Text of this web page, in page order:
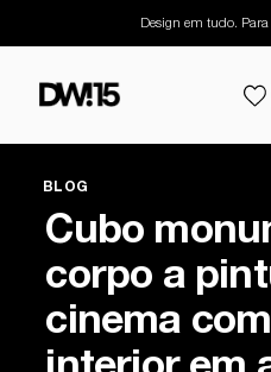
Design em tudo. Para
BLOG
Cubo
corpo a
cinema com